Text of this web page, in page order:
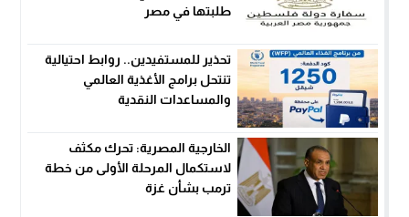
طلبتها في مصر
تحذير للمستفيدين.. روابط احتيالية
تنتحل برامج الأغذية العالمي
والمساعدات النقدية
الخارجية المصرية: تحرك مكثف
لاستكمال المرحلة الأولى من خطة
ترمب بشأن غزة